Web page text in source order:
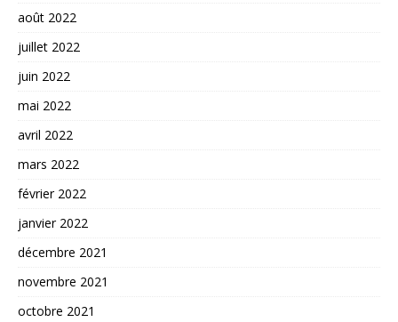
août 2022
juillet 2022
juin 2022
mai 2022
avril 2022
mars 2022
février 2022
janvier 2022
décembre 2021
novembre 2021
octobre 2021